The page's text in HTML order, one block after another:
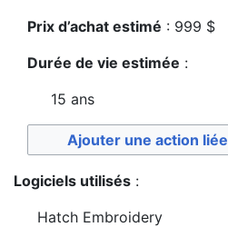
Prix d’achat estimé : 999 $
Durée de vie estimée :
15 ans
Ajouter une action liée
Logiciels utilisés :
Hatch Embroidery